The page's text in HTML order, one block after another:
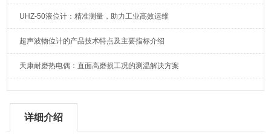
UHZ-50液位计：精准测量，助力工业高效运维
超声波物位计的产品技术特点及主要指标介绍
天康耐磨热电偶：直面高磨损工况的测温解决方案
详细介绍